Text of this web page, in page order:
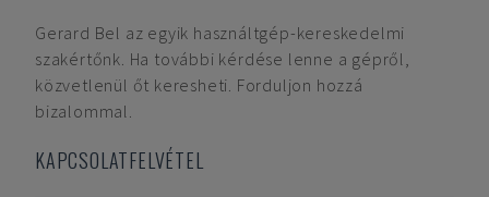
Gerard Bel az egyik használtgép-kereskedelmi
szakértőnk. Ha további kérdése lenne a gépről,
közvetlenül őt keresheti. Forduljon hozzá
bizalommal.
KAPCSOLATFELVÉTEL